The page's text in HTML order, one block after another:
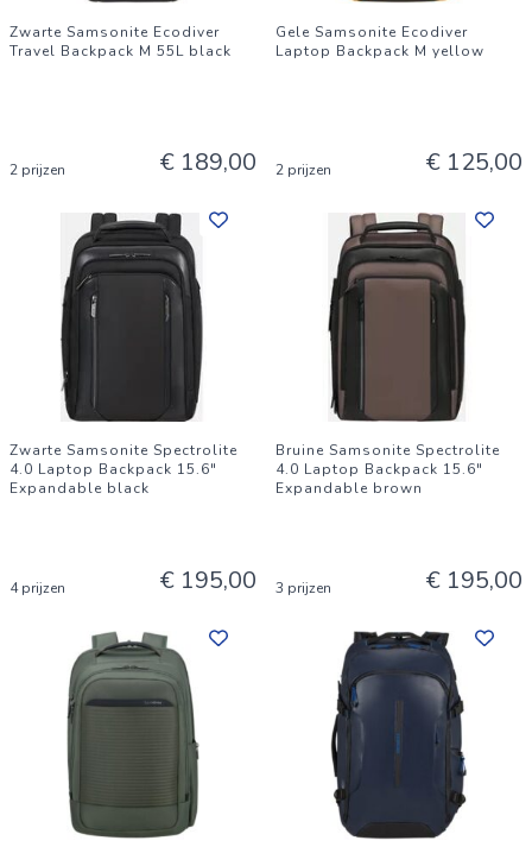
Zwarte Samsonite Ecodiver
Travel Backpack M 55L black
2 prijzen € 189,00
Gele Samsonite Ecodiver
Laptop Backpack M yellow
2 prijzen € 125,00
Zwarte Samsonite Spectrolite
4.0 Laptop Backpack 15.6"
Expandable black
4 prijzen € 195,00
Bruine Samsonite Spectrolite
4.0 Laptop Backpack 15.6"
Expandable brown
3 prijzen € 195,00